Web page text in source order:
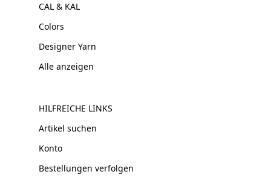
CAL & KAL
Colors
Designer Yarn
Alle anzeigen
HILFREICHE LINKS
Artikel suchen
Konto
Bestellungen verfolgen